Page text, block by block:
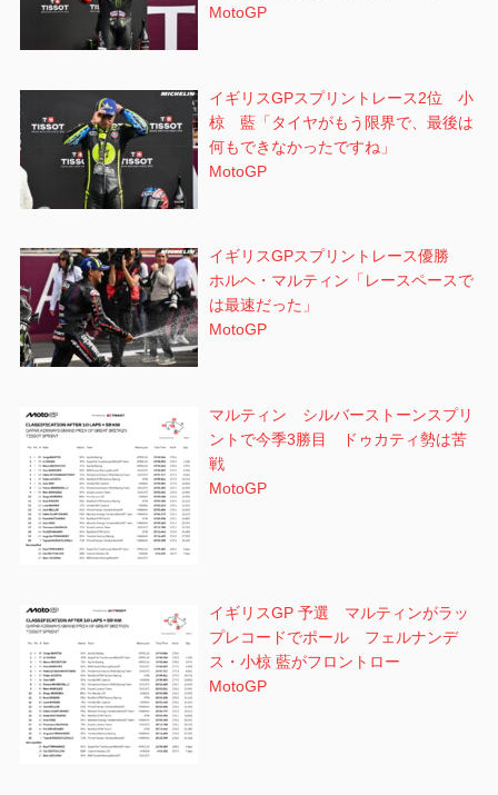
MotoGP
イギリスGPスプリントレース2位 小
椋 藍「タイヤがもう限界で、最後は
何もできなかったですね」
MotoGP
イギリスGPスプリントレース優勝
ホルヘ・マルティン「レースペースで
は最速だった」
MotoGP
マルティン シルバーストーンスプリ
ントで今季3勝目 ドゥカティ勢は苦
戦
MotoGP
イギリスGP 予選 マルティンがラッ
プレコードでポール フェルナンデ
ス・小椋 藍がフロントロー
MotoGP